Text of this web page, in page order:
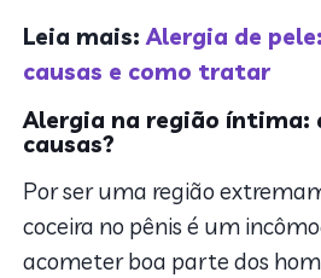
Leia mais:Alergia de
causas e como tratar
Alergia na região íntima:
causas?
Por ser uma região
coceira no pênis é um
acometer boa parte dos